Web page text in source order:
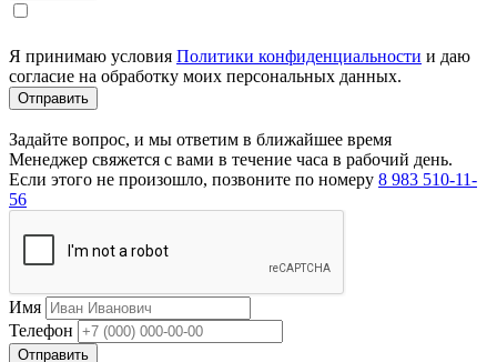
Я принимаю условия Политики конфиденциальности и даю
согласие на обработку моих персональных данных.
Задайте вопрос, и мы ответим в ближайшее время
Менеджер свяжется с вами в течение часа в рабочий день.
Если этого не произошло, позвоните по номеру 8 983 510-11-
56
Имя
Телефон